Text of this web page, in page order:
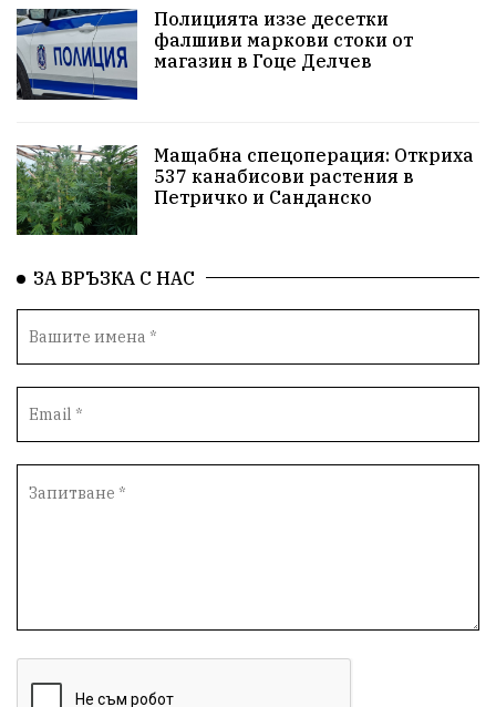
досъдебно производство Добро дело
Благотворителност Апостол Апостолов
домашно насилие Пътна безопасност ГДБОП
Проверки здравеопазване Росен Желязков
БАБХ Фестивал Андрей Гюров
Инфраструктура Протести инциденти
Дупница
Бюджет 2026 Нападение Изложба
Обществени Поръчки марихуана
Полицията иззе десетки
фалшиви маркови стоки от
магазин в Гоце Делчев
Мащабна спецоперация: Откриха
537 канабисови растения в
Петричко и Санданско
ЗА ВРЪЗКА С НАС